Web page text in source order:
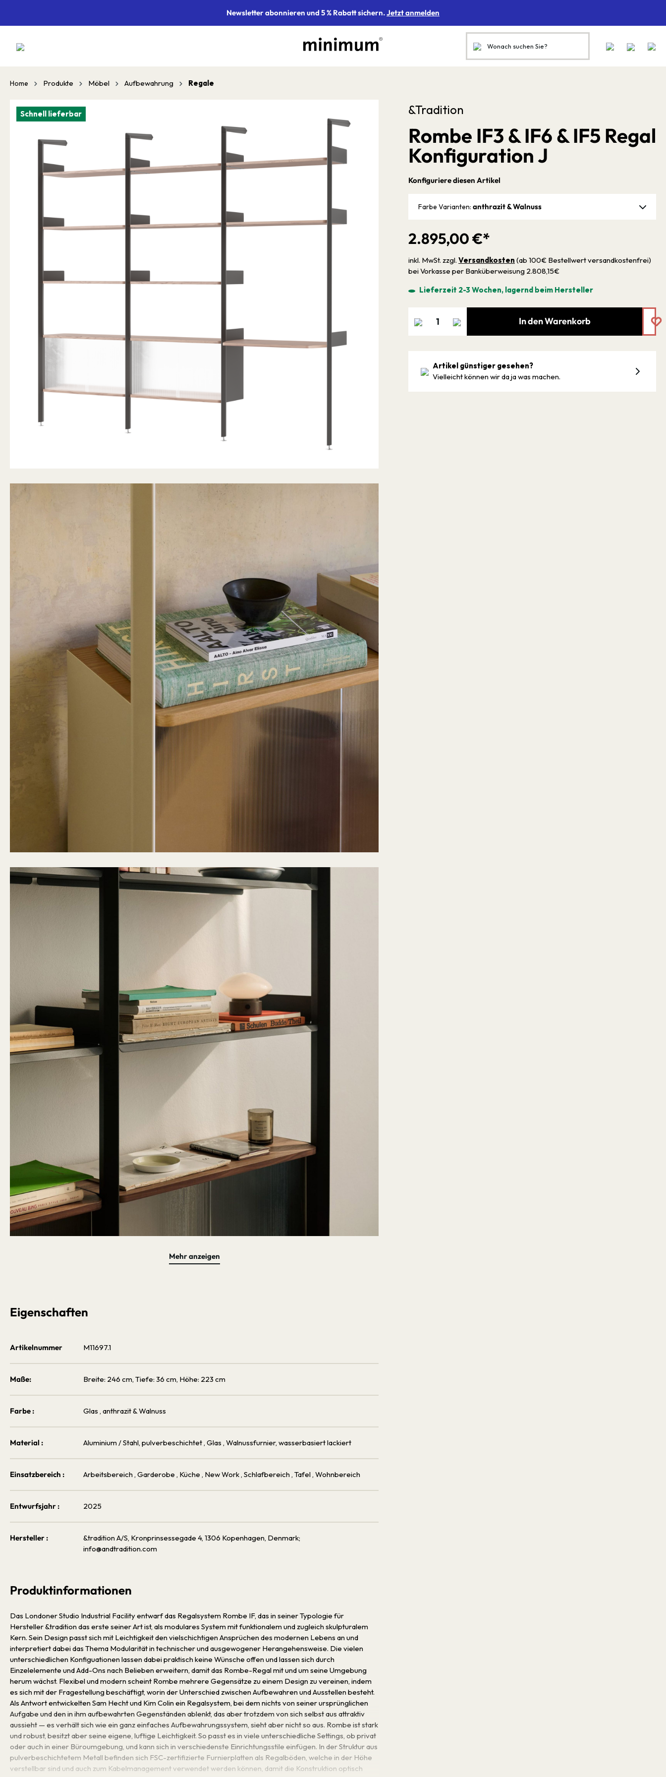
Newsletter abonnieren und 5 % Rabatt sichern.Jetzt anmelden
Home Produkte Möbel Aufbewahrung Regale
Schnell lieferbar
Mehr anzeigen
Eigenschaften
Artikelnummer M11697.1
Maße: Breite: 246 cm, Tiefe: 36 cm, Höhe: 223 cm
Farbe : Glas , anthrazit & Walnuss
Material : Aluminium / Stahl, pulverbeschichtet, Glas , Walnussfurnier, wasserbasiert lackiert
Einsatzbereich : Arbeitsbereich , Garderobe , Küche , New Work, Schlafbereich , Tafel, Wohnbereich
Entwurfsjahr : 2025
Hersteller :
&tradition A/S, Kronprinsessegade 4, 1306 Kopenhagen, Denmark;
info@andtradition.com
Produktinformationen
Das Londoner Studio Industrial Facility entwarf das Regalsystem Rombe IF, das in seiner Typologie für
Hersteller &tradition das erste seiner Art ist, als modulares System mit funktionalem und zugleich skulpturalem
Kern. Sein Design passt sich mit Leichtigkeit den vielschichtigen Ansprüchen des modernen Lebens an und
interpretiert dabei das Thema Modularität in technischer und ausgewogener Herangehensweise. Die vielen
unterschiedlichen Konfiguationen lassen dabei praktisch keine Wünsche offen und lassen sich durch
Einzelelemente und Add-Ons nach Belieben erweitern, damit das Rombe-Regal mit und um seine Umgebung
herum wächst. Flexibel und modern scheint Rombe mehrere Gegensätze zu einem Design zu vereinen, indem
es sich mit der Fragestellung beschäftigt, worin der Unterschied zwischen Aufbewahren und Ausstellen besteht.
Als Antwort entwickelten Sam Hecht und Kim Colin ein Regalsystem, bei dem nichts von seiner ursprünglichen
Aufgabe und den in ihm aufbewahrten Gegenständen ablenkt, das aber trotzdem von sich selbst aus attraktiv
aussieht — es verhält sich wie ein ganz einfaches Aufbewahrungssystem, sieht aber nicht so aus. Rombe ist stark
und robust, besitzt aber seine eigene, luftige Leichtigkeit. So passt es in viele unterschiedliche Settings, ob privat
oder auch in einer Büroumgebung, und kann sich in verschiedenste Einrichtungsstile einfügen. In der Struktur aus
pulverbeschichtetem Metall befinden sich FSC-zertifizierte Furnierplatten als Regalböden, welche in der Höhe
verstellbar sind und auch zum Kabelmanagement verwendet werden können, damit die Konstruktion optisch
&Tradition
Rombe IF3 & IF6 & IF5 Regal
Konfiguration J
2.895,00 €*
inkl. MwSt. zzgl. Versandkosten (ab 100€ Bestellwert versandkostenfrei)
bei Vorkasse per Banküberweisung 2.808,15€
Lieferzeit 2-3 Wochen, lagernd beim Hersteller
Konfiguriere diesen Artikel
Farbe Varianten: anthrazit & Walnuss
In den Warenkorb
Artikel günstiger gesehen?
Vielleicht können wir da ja was machen.